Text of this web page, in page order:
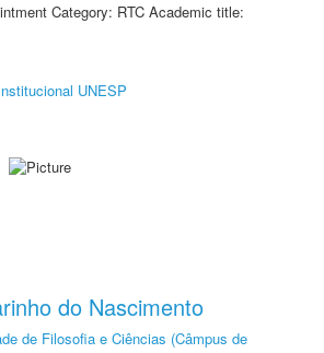
Category: RTC Academic title:
UNESP
do Nascimento
de Filosofia e Ciências (Câmpus de